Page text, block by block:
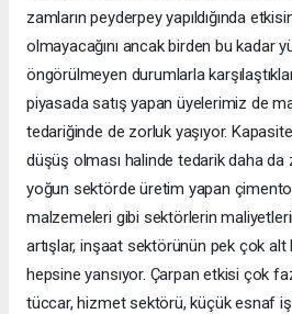
zamların peyderpey yapıldığında
olmayacağını ancak birden bu kadar
öngörülmeyen durumlarla
piyasada satış yapan üyelerimiz de
tedariğinde de zorluk yaşıyor.
düşüş olması halinde tedarik daha da
yoğun sektörde üretim yapan
malzemeleri gibi sektörlerin
artışlar, inşaat sektörünün pek çok alt
hepsine yansıyor. Çarpan etkisi çok
tüccar, hizmet sektörü, küçük esnaf